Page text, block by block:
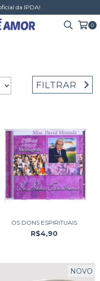
da IPDA!
0
FILTRAR
OS DONS ESPIRITUAIS
R$4,90
NOVO